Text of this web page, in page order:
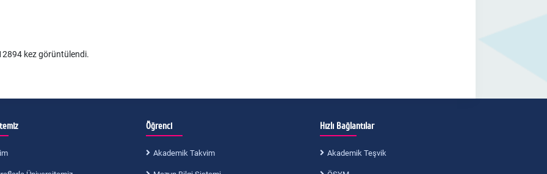
kez görüntülendi.
Öğrenci
Akademik Takvim
Hızlı Bağlantılar
Akademik Teşvik